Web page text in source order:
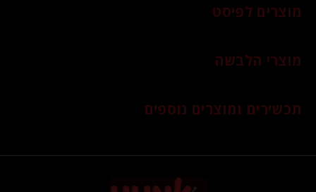
מוצרים לפיסט
מוצרי הלבשה
תכשירים ומוצרים נוספים